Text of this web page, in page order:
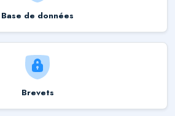
Base de données
Brevets